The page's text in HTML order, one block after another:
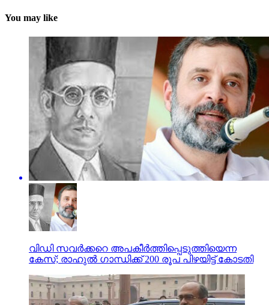
You may like
വിഡി സവർക്കറെ അപകീർത്തിപ്പെടുത്തിയെന്ന
കേസ്; രാഹുൽ ഗാന്ധിക്ക് 200 രൂപ പിഴയിട്ട് കോടതി